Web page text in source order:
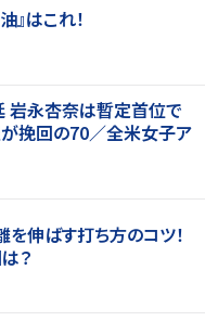
』はこれ！
岩永杏奈は暫定首位で
挽回の70／全米女子ア
伸ばす打ち方のコツ！
？